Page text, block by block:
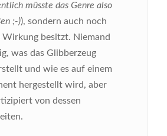
müsste das Genre also
;-)), sondern auch noch
Wirkung besitzt. Niemand
was das Glibberzeug
und wie es auf einem
hergestellt wird, aber
von dessen